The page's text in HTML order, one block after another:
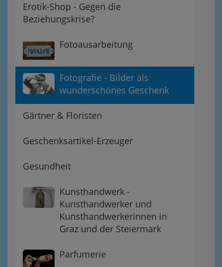
Erotik-Shop - Gegen die
Beziehungskrise?
Fotoausarbeitung
Fotografie - Bilder als
wunderschönes Geschenk
Gärtner & Floristen
Geschenksartikel-Erzeuger
Gesundheit
Kunsthandwerk -
Kunsthandwerker und
Kunsthandwerkerinnen in
Graz und der Steiermark
Parfumerie